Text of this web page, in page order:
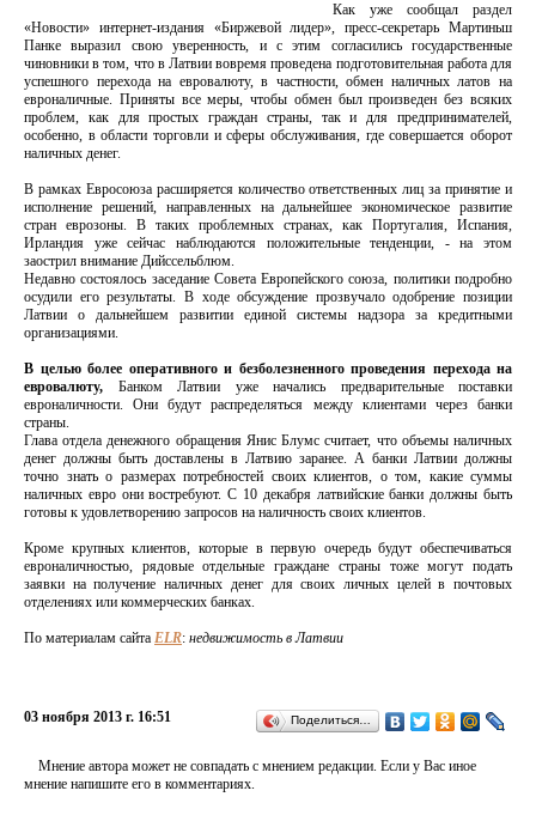
Как уже сообщал раздел
«Новости» интернет-издания «Биржевой лидер», пресс-секретарь Мартиньш
Панке выразил свою уверенность, и с этим согласились государственные
чиновники в том, что в Латвии вовремя проведена подготовительная работа для
успешного перехода на евровалюту, в частности, обмен наличных латов на
евроналичные. Приняты все меры, чтобы обмен был произведен без всяких
проблем, как для простых граждан страны, так и для предпринимателей,
особенно, в области торговли и сферы обслуживания, где совершается оборот
наличных денег.
В рамках Евросоюза расширяется количество ответственных лиц за принятие и
исполнение решений, направленных на дальнейшее экономическое развитие
стран еврозоны. В таких проблемных странах, как Португалия, Испания,
Ирландия уже сейчас наблюдаются положительные тенденции, - на этом
заострил внимание Дийссельблюм.
Недавно состоялось заседание Совета Европейского союза, политики подробно
осудили его результаты. В ходе обсуждение прозвучало одобрение позиции
Латвии о дальнейшем развитии единой системы надзора за кредитными
организациями.
В целью более оперативного и безболезненного проведения перехода на
евровалюту, Банком Латвии уже начались предварительные поставки
евроналичности. Они будут распределяться между клиентами через банки
страны.
Глава отдела денежного обращения Янис Блумс считает, что объемы наличных
денег должны быть доставлены в Латвию заранее. А банки Латвии должны
точно знать о размерах потребностей своих клиентов, о том, какие суммы
наличных евро они востребуют. С 10 декабря латвийские банки должны быть
готовы к удовлетворению запросов на наличность своих клиентов.
Кроме крупных клиентов, которые в первую очередь будут обеспечиваться
евроналичностью, рядовые отдельные граждане страны тоже могут подать
заявки на получение наличных денег для своих личных целей в почтовых
отделениях или коммерческих банках.
По материалам сайта ELR: недвижимость в Латвии
03 ноября 2013 г. 16:51 Поделиться…
Мнение автора может не совпадать с мнением редакции. Если у Вас иное
мнение напишите его в комментариях.